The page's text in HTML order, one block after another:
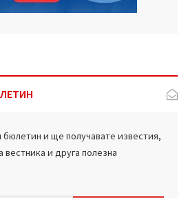
и ще получавате известия,
вестника и друга полезна